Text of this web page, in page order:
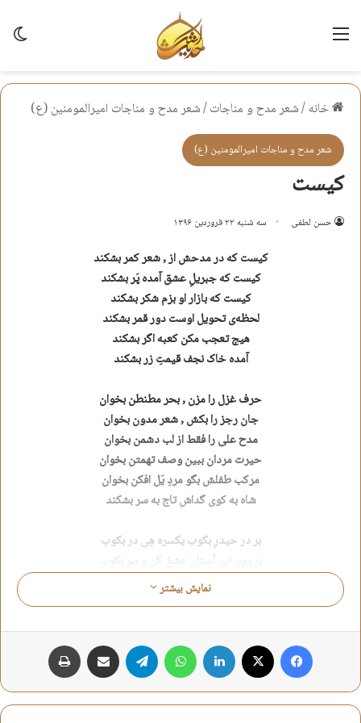
منو
خانه/شعر مدح و مناجات/شعر مدح و مناجات اميرالمومنين (ع)
شعر مدح و مناجات اميرالمومنين (ع)
کیست
حسن لطفی سه شنبه ۲۲ فروردین ۱۳۹۶
کیست که در مدحش از , شعر کمر بشکند
کیست که جبریلِ عشق آمده پَر بشکند
کیست که بازار او بزم شکر بشکند
لحظه‌ی تحویل اوست دور قمر بشکند
هیج تعجب مکن کعبه اگر بشکند
آمده خاک نجف قیمتِ زر بشکند
حرف غزل را مزن , بحر مطنطن بخوان
جان رجز را بکش , شعر مدون بخوان
مدح علی را فقط از لب دشمن بخوان
حیرت مردان ببین وصف تهمتن بخوان
مرکب طفلش بگو مردِ یَل افکن بخوان
شاه به کوی گداش تاج به سر بشکند
بر در حیدرِ بکوب یکسره هِی در بکوب
بر روی این آستان عشق کن و سر بکوب
حلقه‌ی این در بگیر مثل پیمبر بکوب
نام علی را به دل با قلم زر بکوب
فاطمه گفته است تا چشم نظر بشکند
ضربه‌ی شمشیر کیست بر تن بسیارها
چرخش تیغِ دو دَم کرده تلنبارها
نمایش بیشتر
فیس بوک لینکدین تلگرام اشتراک گذاری از طریق ایمیل